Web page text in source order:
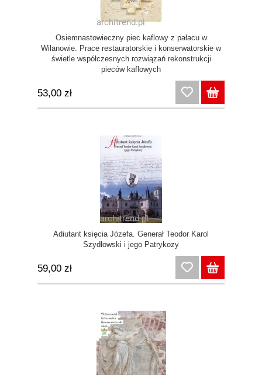
Osiemnastowieczny piec kaflowy z pałacu w
Wilanowie. Prace restauratorskie i konserwatorskie w
świetle współczesnych rozwiązań rekonstrukcji
pieców kaflowych
53,00 zł
Adiutant księcia Józefa. Generał Teodor Karol
Szydłowski i jego Patrykozy
59,00 zł